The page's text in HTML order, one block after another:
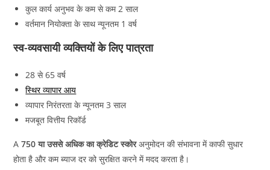
कुल कार्य अनुभव के कम से कम 2 साल
वर्तमान नियोक्ता के साथ न्यूनतम 1 वर्ष
स्व-व्यवसायी व्यक्तियों के लिए पात्रता
28 से 65 वर्ष
स्थिर व्यापार आय
व्यापार निरंतरता के न्यूनतम 3 साल
मजबूत वित्तीय रिकॉर्ड
A750 या उससे अधिक का क्रेडिट स्कोरअनुमोदन की संभावना में काफी सुधार
होता है और कम ब्याज दर को सुरक्षित करने में मदद करता है।